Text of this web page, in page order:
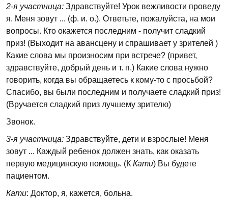
2-я участница: Здравствуйте! Урок вежливости проведу
я. Меня зовут ... (ф. и. о.). Ответьте, пожалуйста, на мои
вопросы. Кто окажется последним - получит сладкий
приз! (Выходит на авансцену и спрашивает у зрителей )
Какие слова мы произносим при встрече? (привет,
здравствуйте, добрый день и т. п.) Какие слова нужно
говорить, когда вы обращаетесь к кому-то с просьбой?
Спасибо, вы были последним и получаете сладкий приз!
(Вручается сладкий приз лучшему зрителю)
Звонок.
3-я участница: Здравствуйте, дети и взрослые! Меня
зовут ... Каждый ребенок должен знать, как оказать
первую медицинскую помощь. (К Кати) Вы будете
пациентом.
Кати: Доктор, я, кажется, больна.